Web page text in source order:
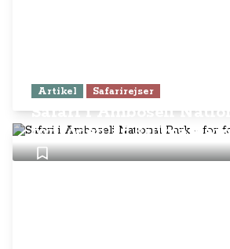
Artikel Safarirejser
Safari i Amboseli
for foden af